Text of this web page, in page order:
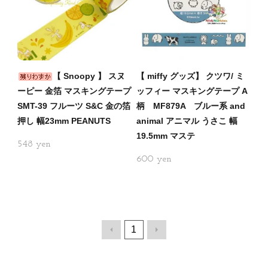
【 Snoopy 】 スヌ
ーピー 金箔 マスキングテープ
SMT-39 フルーツ S&C 金の箔
押し 幅23mm PEANUTS
548
【 miffy グッズ】 クツワ/ ミ
ッフィー マスキングテープ A
柄 MF879A ブルー系 and
animal アニマル うさこ 幅
19.5mm マステ
600
1